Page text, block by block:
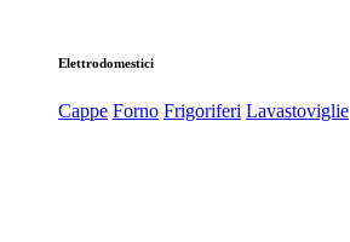
Elettrodomestici
Cappe Forno Frigoriferi Lavastoviglie